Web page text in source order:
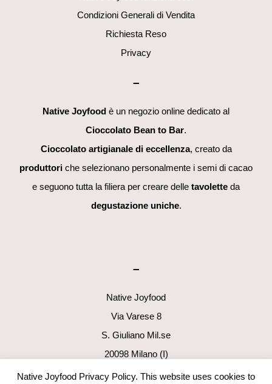
Condizioni Generali di Vendita
Richiesta Reso
Privacy
–
Native Joyfood è un negozio online dedicato al
Cioccolato Bean to Bar.
Cioccolato artigianale di eccellenza, creato da
produttori che selezionano personalmente i semi di cacao
e seguono tutta la filiera per creare delle tavolette da
degustazione uniche.
–
Native Joyfood
Via Varese 8
S. Giuliano Mil.se
20098 Milano (I)
p.i. 06411160960
Native Joyfood Privacy Policy. This website uses cookies to